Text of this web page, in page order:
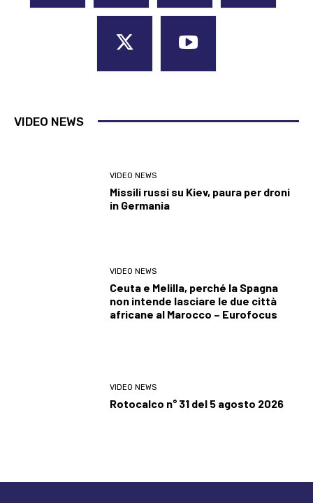
VIDEO NEWS
VIDEO NEWS
Missili russi su Kiev, paura per droni
in Germania
VIDEO NEWS
Ceuta e Melilla, perché la Spagna
non intende lasciare le due città
africane al Marocco – Eurofocus
VIDEO NEWS
Rotocalco n° 31 del 5 agosto 2026